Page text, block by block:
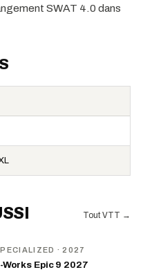
SWAT 4.0 dans
Tout VTT →
· 2027
Works Epic 9 2027